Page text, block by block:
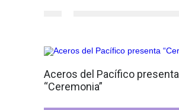
Aceros del Pacífico presenta
“Ceremonia”